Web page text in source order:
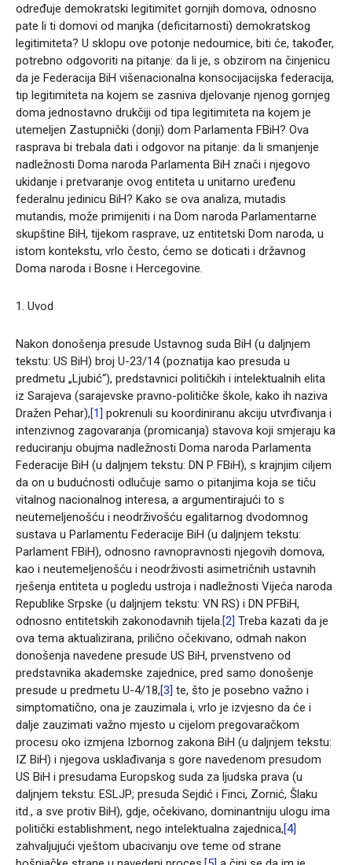
određuje demokratski legitimitet gornjih domova, odnosno
pate li ti domovi od manjka (deficitarnosti) demokratskog
legitimiteta? U sklopu ove potonje nedoumice, biti će, također,
potrebno odgovoriti na pitanje: da li je, s obzirom na činjenicu
da je Federacija BiH višenacionalna konsocijacijska federacija,
tip legitimiteta na kojem se zasniva djelovanje njenog gornjeg
doma jednostavno drukčiji od tipa legitimiteta na kojem je
utemeljen Zastupnički (donji) dom Parlamenta FBiH? Ova
rasprava bi trebala dati i odgovor na pitanje: da li smanjenje
nadležnosti Doma naroda Parlamenta BiH znači i njegovo
ukidanje i pretvaranje ovog entiteta u unitarno uređenu
federalnu jedinicu BiH? Kako se ova analiza, mutadis
mutandis, može primijeniti i na Dom naroda Parlamentarne
skupštine BiH, tijekom rasprave, uz entitetski Dom naroda, u
istom kontekstu, vrlo često, ćemo se doticati i državnog
Doma naroda i Bosne i Hercegovine.
1. Uvod
Nakon donošenja presude Ustavnog suda BiH (u daljnjem
tekstu: US BiH) broj U-23/14 (poznatija kao presuda u
predmetu „Ljubić“), predstavnici političkih i intelektualnih elita
iz Sarajeva (sarajevske pravno-političke škole, kako ih naziva
Dražen Pehar),[1] pokrenuli su koordiniranu akciju utvrđivanja i
intenzivnog zagovaranja (promicanja) stavova koji smjeraju ka
reduciranju obujma nadležnosti Doma naroda Parlamenta
Federacije BiH (u daljnjem tekstu: DN P FBiH), s krajnjim ciljem
da on u budućnosti odlučuje samo o pitanjima koja se tiču
vitalnog nacionalnog interesa, a argumentirajući to s
neutemeljenošću i neodrživošću egalitarnog dvodomnog
sustava u Parlamentu Federacije BiH (u daljnjem tekstu:
Parlament FBiH), odnosno ravnopravnosti njegovih domova,
kao i neutemeljenošću i neodrživosti asimetričnih ustavnih
rješenja entiteta u pogledu ustroja i nadležnosti Vijeća naroda
Republike Srpske (u daljnjem tekstu: VN RS) i DN PFBiH,
odnosno entitetskih zakonodavnih tijela. [2] Treba kazati da je
ova tema aktualizirana, prilično očekivano, odmah nakon
donošenja navedene presude US BiH, prvenstveno od
predstavnika akademske zajednice, pred samo donošenje
presude u predmetu U-4/18,[3] te, što je posebno važno i
simptomatično, ona je zauzimala i, vrlo je izvjesno da će i
dalje zauzimati važno mjesto u cijelom pregovaračkom
procesu oko izmjena Izbornog zakona BiH (u daljnjem tekstu:
IZ BiH) i njegova usklađivanja s gore navedenom presudom
US BiH i presudama Europskog suda za ljudska prava (u
daljnjem tekstu: ESLJP; presuda Sejdić i Finci, Zornić, Šlaku
itd., a sve protiv BiH), gdje, očekivano, dominantniju ulogu ima
politički establishment, nego intelektualna zajednica,[4]
zahvaljujući vještom ubacivanju ove teme od strane